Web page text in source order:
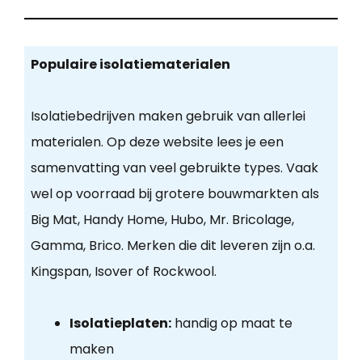
Populaire isolatiematerialen
Isolatiebedrijven maken gebruik van allerlei
materialen. Op deze website lees je een
samenvatting van veel gebruikte types. Vaak
wel op voorraad bij grotere bouwmarkten als
Big Mat, Handy Home, Hubo, Mr. Bricolage,
Gamma, Brico. Merken die dit leveren zijn o.a.
Kingspan, Isover of Rockwool.
Isolatieplaten:handig op maat te
maken